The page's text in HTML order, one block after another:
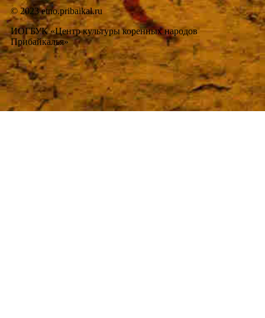
© 2023 etno.pribaikal.ru
ИОГБУК «Центр культуры коренных народов
Прибайкалья»